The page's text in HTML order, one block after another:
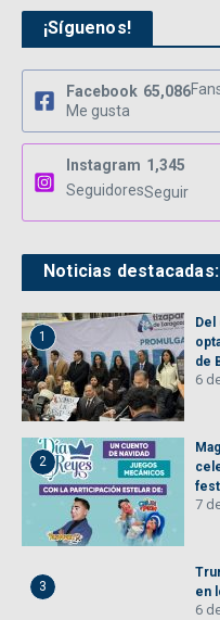
¡Síguenos!
Facebook 65,086
Me gusta
Instagram 1,345
SeguidoresSeguir
Noticias destacadas:
1
de
6
2
7
3
en
6